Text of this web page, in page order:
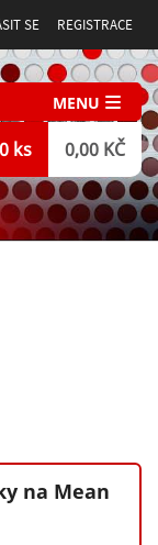
SE REGISTRACE
MENU
0 ks 0,00 KČ
na Mean